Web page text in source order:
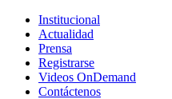
Institucional
Actualidad
Prensa
Registrarse
Videos OnDemand
Contáctenos